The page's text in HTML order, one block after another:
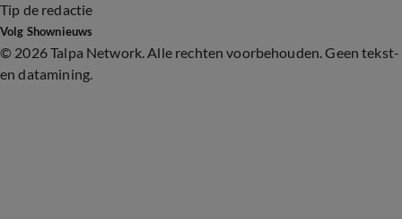
Tip de redactie
Volg Shownieuws
© 2026 Talpa Network. Alle rechten voorbehouden. Geen tekst-
en datamining.